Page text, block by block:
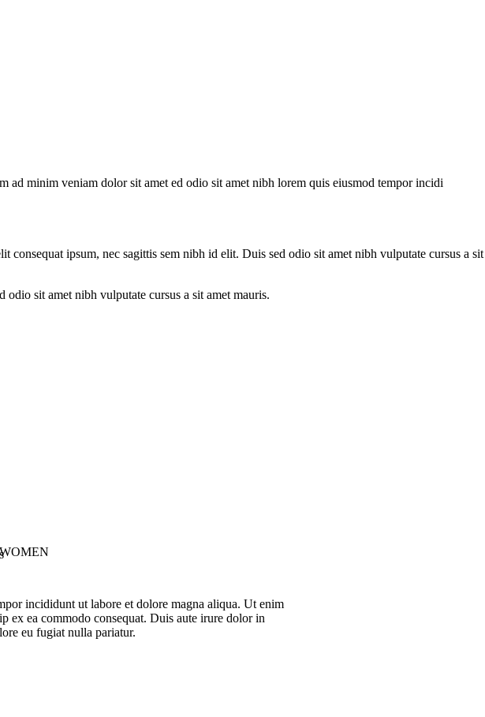
minim veniam dolor sit amet ed odio sit amet nibh lorem quis eiusmod tempor incidi
ipsum, nec sagittis sem nibh id elit. Duis sed odio sit amet nibh vulputate cursus a sit
sit amet nibh vulputate cursus a sit amet mauris.
incididunt ut labore et dolore magna aliqua. Ut enim
ex ea commodo consequat. Duis aute irure dolor in
eu fugiat nulla pariatur.